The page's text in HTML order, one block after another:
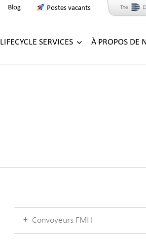
Blog Postes vacants
LIFECYCLE SERVICES À PROPOS DE
Convoyeurs FMH